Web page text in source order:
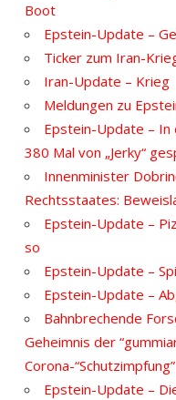
Boot
Epstein-Update –
Ticker zum Iran-
Iran-Update – Krieg
Meldungen zu
Epstein-Update –
380 Mal von „Jerky“
Innenminister
Rechtsstaates:
Epstein-Update –
so
Epstein-Update –
Epstein-Update –
Bahnbrechende
Geheimnis der
Corona-“Schutzimpfung”
Epstein-Update –